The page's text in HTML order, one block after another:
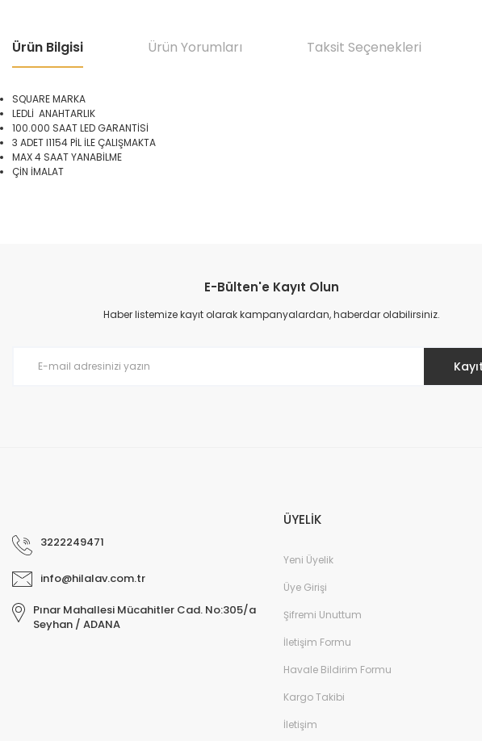
Ürün Bilgisi Ürün Yorumları Taksit Seçenekleri
SQUARE MARKA
LEDLİ ANAHTARLIK
100.000 SAAT LED GARANTİSİ
3 ADET l1154 PİL İLE ÇALIŞMAKTA
MAX 4 SAAT YANABİLME
ÇİN İMALAT
Ürün resmi kalitesiz, bozuk veya görüntülenemiyor.
Ürün açıklamasında eksik bilgiler bulunuyor.
E-Bülten'e Kayıt Olun
Haber listemize kayıt olarak kampanyalardan, haberdar olabilirsiniz.
3222249471
info@hilalav.com.tr
Pınar Mahallesi Mücahitler Cad. No:305/a
Seyhan / ADANA
ÜYELİK
Yeni Üyelik
Üye Girişi
Şifremi Unuttum
İletişim Formu
Havale Bildirim Formu
Kargo Takibi
İletişim